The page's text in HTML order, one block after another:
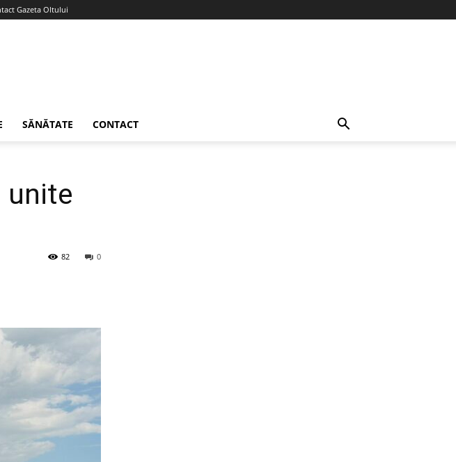
Gazeta Oltului
SĂNĂTATE CONTACT
unite
0
82